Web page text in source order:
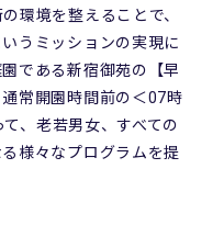
環境を整えることで、
うミッションの実現に
である新宿御苑の【早
常開園時間前の＜07時
、老若男女、すべての
様々なプログラムを提